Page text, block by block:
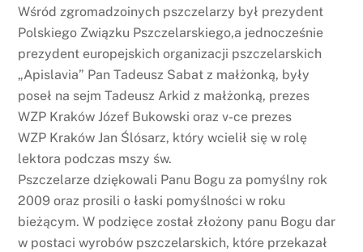
Wśród zgromadzoinych pszczelarzy był prezydent
Polskiego Związku Pszczelarskiego,a jednocześnie
prezydent europejskich organizacji pszczelarskich
„Apislavia” Pan Tadeusz Sabat z małżonką, były
poseł na sejm Tadeusz Arkid z małżonką, prezes
WZP Kraków Józef Bukowski oraz v-ce prezes
WZP Kraków Jan Ślósarz, który wcielił się w rolę
lektora podczas mszy św.
Pszczelarze dziękowali Panu Bogu za pomyślny rok
2009 oraz prosili o łaski pomyślności w roku
bieżącym. W podzięce został złożony panu Bogu dar
w postaci wyrobów pszczelarskich, które przekazał